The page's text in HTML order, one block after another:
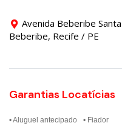
Avenida Beberibe
Beberibe, Recife / PE
Garantias Locatícias
• Aluguel antecipado • Fiador